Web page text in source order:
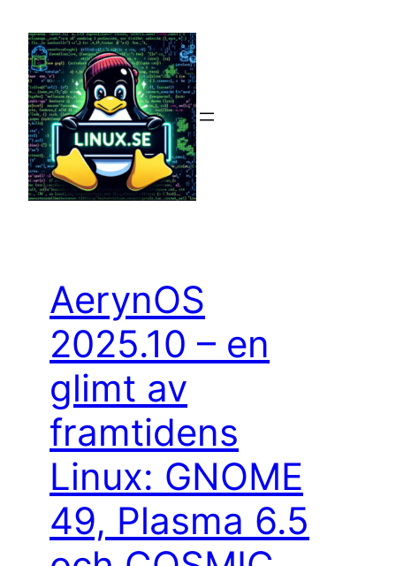
innehåll
AerynOS
2025.10 – en
glimt av
framtidens
Linux: GNOME
49, Plasma 6.5